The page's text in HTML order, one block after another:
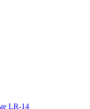
LR-14